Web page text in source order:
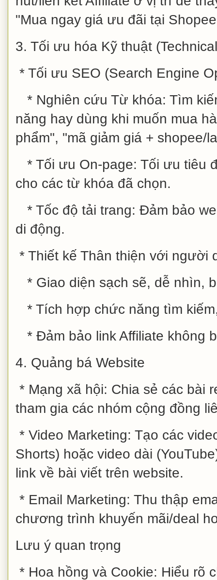
"Mua ngay giá ưu đãi tại
3. Tối ưu hóa Kỹ thuật
* Tối ưu SEO (Search Engine
* Nghiên cứu Từ khóa: Tìm
năng hay dùng khi muốn mua
phẩm", "mã giảm giá + shopee/
* Tối ưu On-page: Tối ưu tiêu
cho các từ khóa đã chọn.
* Tốc độ tải trang: Đảm bảo
di động.
* Thiết kế Thân thiện với người
* Giao diện sạch sẽ, dễ nhìn,
* Tích hợp chức năng tìm
* Đảm bảo link Affiliate không
4. Quảng bá Website
* Mạng xã hội: Chia sẻ các bài
tham gia các nhóm cộng đồng
* Video Marketing: Tạo các
Shorts) hoặc video dài
link về bài viết trên website.
* Email Marketing: Thu thập
chương trình khuyến mãi/deal
Lưu ý quan trọng
* Hoa hồng và Cookie: Hiểu rõ